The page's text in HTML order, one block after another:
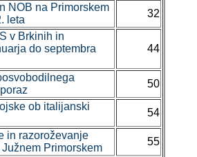
na Primorskem
leta
32
v Brkinih in
do septembra
44
50
ob italijanski
54
razoroževanje
Primorskem
55